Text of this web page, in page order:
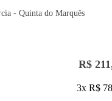
- Quinta do Marquês
R$
3x R$